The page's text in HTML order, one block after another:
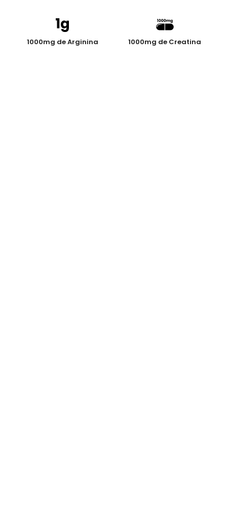
1000mg de Arginina 1000mg de Creatina